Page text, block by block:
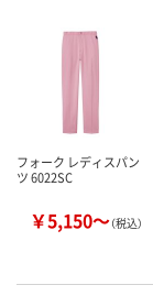
フォーク レディスパン
ツ 6022SC
￥5,150～（税込）